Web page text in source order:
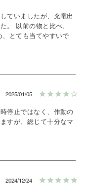
ていましたが、充電出
。 以前の物と比べ、
とても当てやすいで
2025/01/05
停止ではなく、作動の
すが、総じて十分なマ
2024/12/24